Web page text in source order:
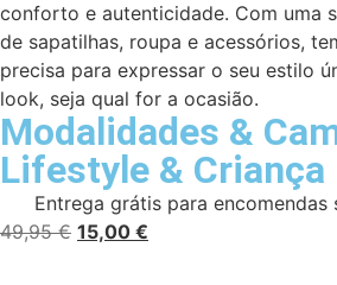
conforto e autenticidade. Com uma
de sapatilhas, roupa e acessórios,
precisa para expressar o seu estilo
look, seja qual for a ocasião.
Modalidades &
Lifestyle & Criança
Entrega grátis para
49,95€ 15,00 €